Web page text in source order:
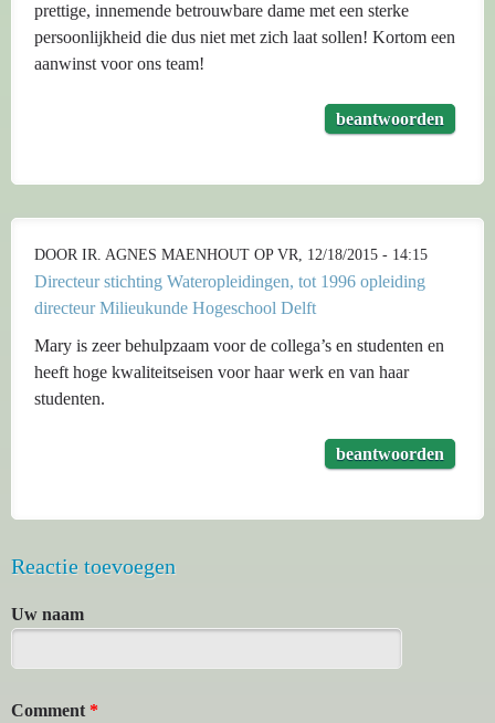
prettige, innemende betrouwbare dame met een sterke
persoonlijkheid die dus niet met zich laat sollen! Kortom een
aanwinst voor ons team!
beantwoorden
DOOR IR. AGNES MAENHOUT OP VR, 12/18/2015 - 14:15
Directeur stichting Wateropleidingen, tot 1996 opleiding
directeur Milieukunde Hogeschool Delft
Mary is zeer behulpzaam voor de collega’s en studenten en
heeft hoge kwaliteitseisen voor haar werk en van haar
studenten.
beantwoorden
Reactie toevoegen
Uw naam
Comment *